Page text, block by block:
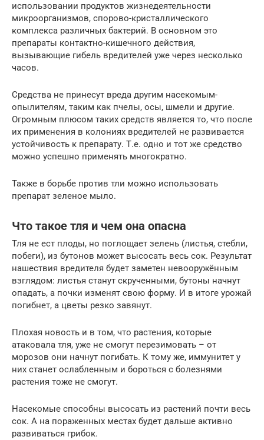
использовании продуктов жизнедеятельности
микроорганизмов, спорово-кристаллического
комплекса различных бактерий. В основном это
препараты контактно-кишечного действия,
вызывающие гибель вредителей уже через несколько
часов.
Средства не принесут вреда другим насекомым-
опылителям, таким как пчелы, осы, шмели и другие.
Огромным плюсом таких средств является то, что после
их применения в колониях вредителей не развивается
устойчивость к препарату. Т.е. одно и тот же средство
можно успешно применять многократно.
Также в борьбе против тли можно использовать
препарат зеленое мыло.
Что такое тля и чем она опасна
Тля не ест плоды, но поглощает зелень (листья, стебли,
побеги), из бутонов может высосать весь сок. Результат
нашествия вредителя будет заметен невооружённым
взглядом: листья станут скрученными, бутоны начнут
опадать, а почки изменят свою форму. И в итоге урожай
погибнет, а цветы резко завянут.
Плохая новость и в том, что растения, которые
атаковала тля, уже не смогут перезимовать – от
морозов они начнут погибать. К тому же, иммунитет у
них станет ослабленным и бороться с болезнями
растения тоже не смогут.
Насекомые способны высосать из растений почти весь
сок. А на пораженных местах будет дальше активно
развиваться грибок.